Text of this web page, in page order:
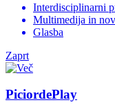
Interdisciplinarni
Multimedija in
Glasba
Zaprt
PiciordePlay